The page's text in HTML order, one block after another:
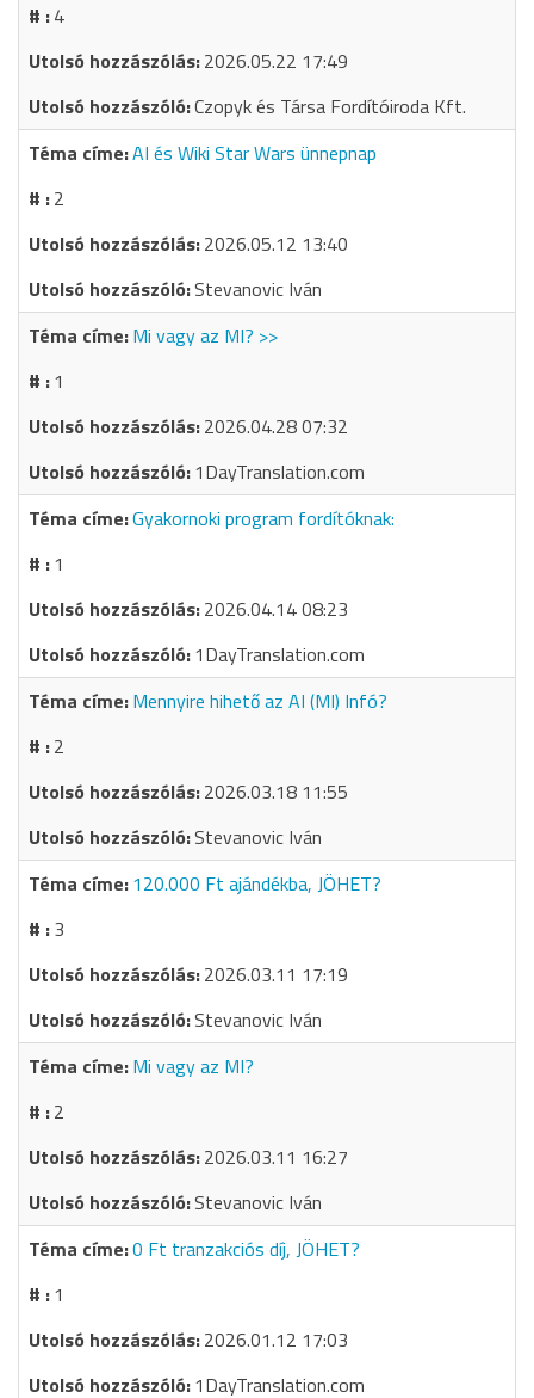
4
2026.05.22 17:49
Czopyk és Társa Fordítóiroda Kft.
AI és Wiki Star Wars ünnepnap
2
2026.05.12 13:40
Stevanovic Iván
Mi vagy az MI? >>
1
2026.04.28 07:32
1DayTranslation.com
Gyakornoki program fordítóknak:
1
2026.04.14 08:23
1DayTranslation.com
Mennyire hihető az AI (MI) Infó?
2
2026.03.18 11:55
Stevanovic Iván
120.000 Ft ajándékba, JÖHET?
3
2026.03.11 17:19
Stevanovic Iván
Mi vagy az MI?
2
2026.03.11 16:27
Stevanovic Iván
0 Ft tranzakciós díj, JÖHET?
1
2026.01.12 17:03
1DayTranslation.com